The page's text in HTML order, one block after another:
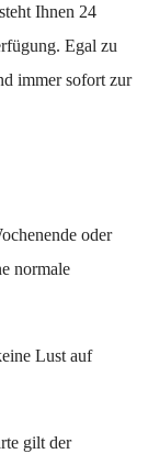
Ihnen 24
Egal zu
immer sofort zur
oder
normale
Lust auf
gilt der